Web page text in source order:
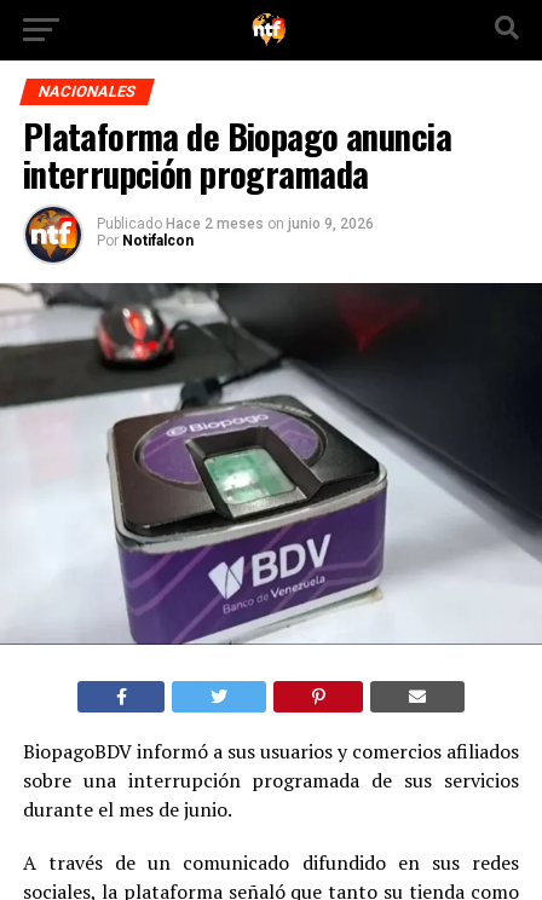
NACIONALES
Plataforma de Biopago anuncia
interrupción programada
Publicado Hace 2 meses on junio 9, 2026
Por Notifalcon
BiopagoBDV informó a sus usuarios y comercios afiliados
sobre una interrupción programada de sus servicios
durante el mes de junio.
A través de un comunicado difundido en sus redes
sociales, la plataforma señaló que tanto su tienda como